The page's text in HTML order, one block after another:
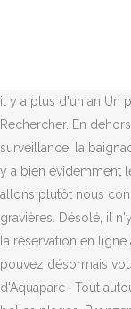
il y a plus d'un an Un
Rechercher. En
surveillance, la
y a bien évidemment
allons plutôt nous
gravières. Désolé, il
la réservation en
pouvez désormais
d'Aquaparc . Tout